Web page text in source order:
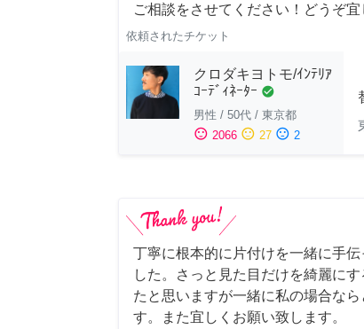
ご相談をさせてください！どうぞ宜
依頼されたチケット
クロダキヨトモ/ｲﾝﾃﾘｱ
ｺｰﾃﾞｨﾈｰﾀｰ check_circle
男性 / 50代 / 東京都
sentiment_satisfied 2066 sentiment_neutral 27 sentiment_dissatisfied 2
丁寧に根本的に片付けを一緒に手
した。さっと見た目だけを綺麗に
たと思いますが一緒に私の場合な
す。また宜しくお願い致します。